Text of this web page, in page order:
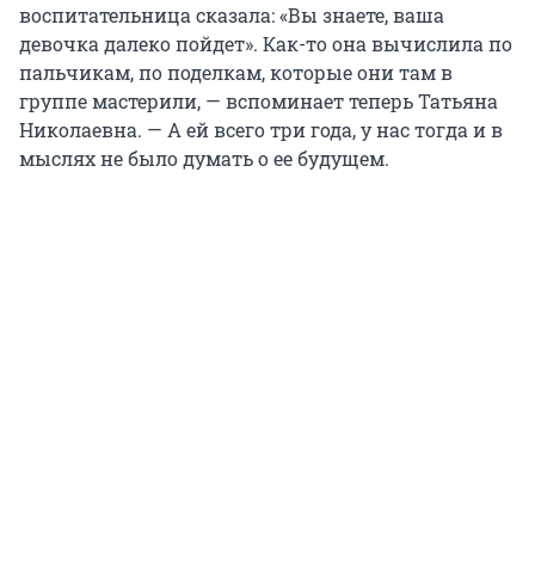
воспитательница сказала: «Вы знаете, ваша
девочка далеко пойдет». Как-то она вычислила по
пальчикам, по поделкам, которые они там в
группе мастерили, — вспоминает теперь Татьяна
Николаевна. — А ей всего три года, у нас тогда и в
мыслях не было думать о ее будущем.